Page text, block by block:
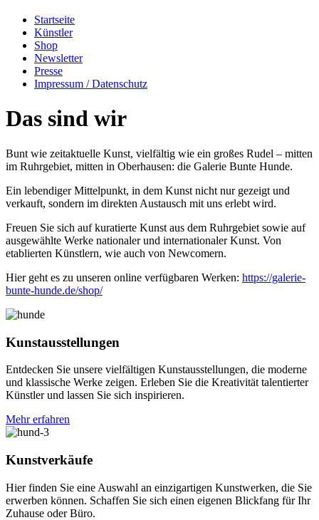
Startseite
Künstler
Shop
Newsletter
Presse
Impressum / Datenschutz
Das sind wir
Bunt wie zeitaktuelle Kunst, vielfältig wie ein großes Rudel – mitten
im Ruhrgebiet, mitten in Oberhausen: die Galerie Bunte Hunde.
Ein lebendiger Mittelpunkt, in dem Kunst nicht nur gezeigt und
verkauft, sondern im direkten Austausch mit uns erlebt wird.
Freuen Sie sich auf kuratierte Kunst aus dem Ruhrgebiet sowie auf
ausgewählte Werke nationaler und internationaler Kunst. Von
etablierten Künstlern, wie auch von Newcomern.
Hier geht es zu unseren online verfügbaren Werken: https://galerie-
bunte-hunde.de/shop/
Kunstausstellungen
Entdecken Sie unsere vielfältigen Kunstausstellungen, die moderne
und klassische Werke zeigen. Erleben Sie die Kreativität talentierter
Künstler und lassen Sie sich inspirieren.
Mehr erfahren
Kunstverkäufe
Hier finden Sie eine Auswahl an einzigartigen Kunstwerken, die Sie
erwerben können. Schaffen Sie sich einen eigenen Blickfang für Ihr
Zuhause oder Büro.